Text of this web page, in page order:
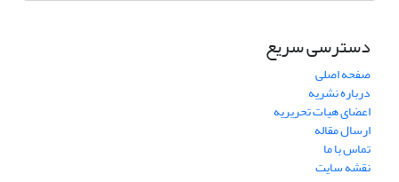
دسترسی سریع
صفحه اصلی
درباره نشریه
اعضای هیات تحریریه
ارسال مقاله
تماس با ما
نقشه سایت